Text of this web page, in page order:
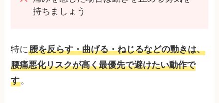
持ちましょう
特に腰を反らす・曲げる・ねじるなどの動きは、
腰痛悪化リスクが高く最優先で避けたい動作で
す。